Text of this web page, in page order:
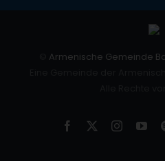
Armenische Gemeinde
Facebook Instagram